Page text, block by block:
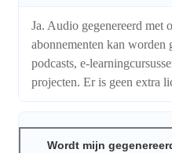
Ja. Audio gegenereerd met
abonnementen kan
podcasts, e-
projecten. Er is geen extra
Wordt mijn